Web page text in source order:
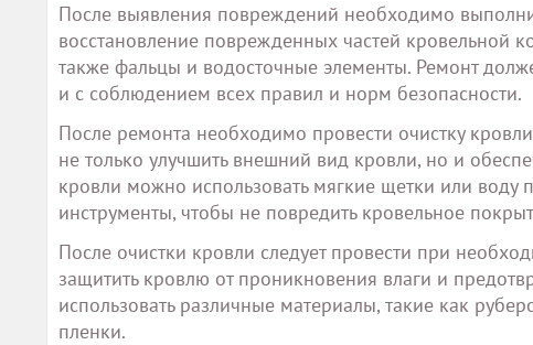
После выявления повреждений необходимо
восстановление поврежденных частей кровельной
также фальцы и водосточные элементы. Ремонт
и с соблюдением всех правил и норм безопасности.
После ремонта необходимо провести очистку
не только улучшить внешний вид кровли, но и
кровли можно использовать мягкие щетки или воду
инструменты, чтобы не повредить кровельное
После очистки кровли следует провести при
защитить кровлю от проникновения влаги и
использовать различные материалы, такие как
пленки.